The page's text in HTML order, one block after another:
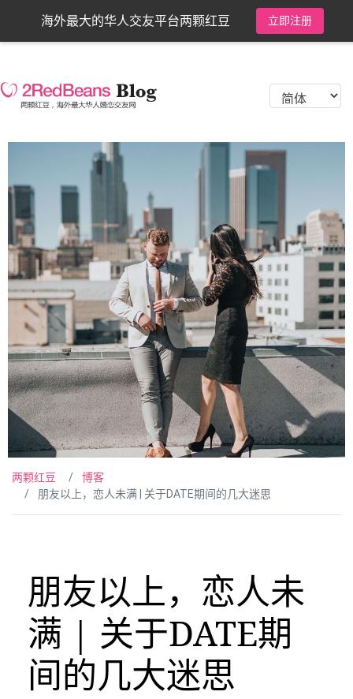
海外最大的华人交友平台两颗红豆 立即注册
两颗红豆
博客
朋友以上，恋人未满 | 关于DATE期间的几大迷思
朋友以上，恋人未
满 | 关于DATE期
间的几大迷思